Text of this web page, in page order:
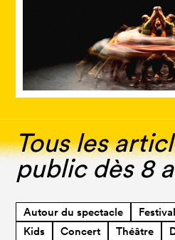
Tous les
public dès 8
Autour du spectacle Festival
Kids
Concert Théâtre